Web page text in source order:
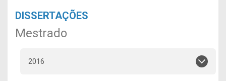
DISSERTAÇÕES
Mestrado
2016